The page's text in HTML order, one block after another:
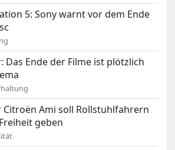
5: Sony warnt vor dem Ende
Das Ende der Filme ist plötzlich
Citroën Ami soll Rollstuhlfahrern
geben